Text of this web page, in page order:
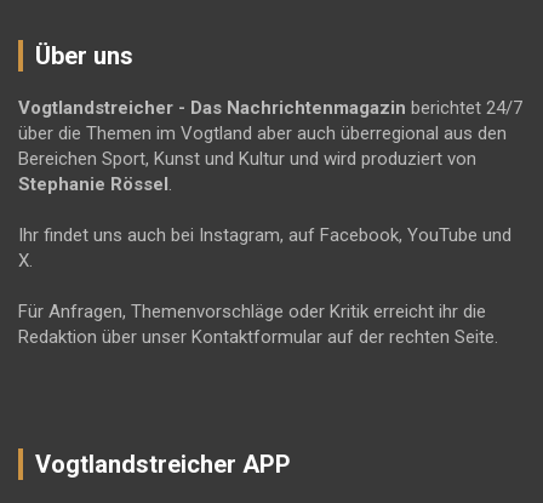
Über uns
Vogtlandstreicher - Das Nachrichtenmagazin berichtet 24/7
über die Themen im Vogtland aber auch überregional aus den
Bereichen Sport, Kunst und Kultur und wird produziert von
Stephanie Rössel .
Ihr findet uns auch bei Instagram, auf Facebook, YouTube und
X.
Für Anfragen, Themenvorschläge oder Kritik erreicht ihr die
Redaktion über unser Kontaktformular auf der rechten Seite.
Vogtlandstreicher APP